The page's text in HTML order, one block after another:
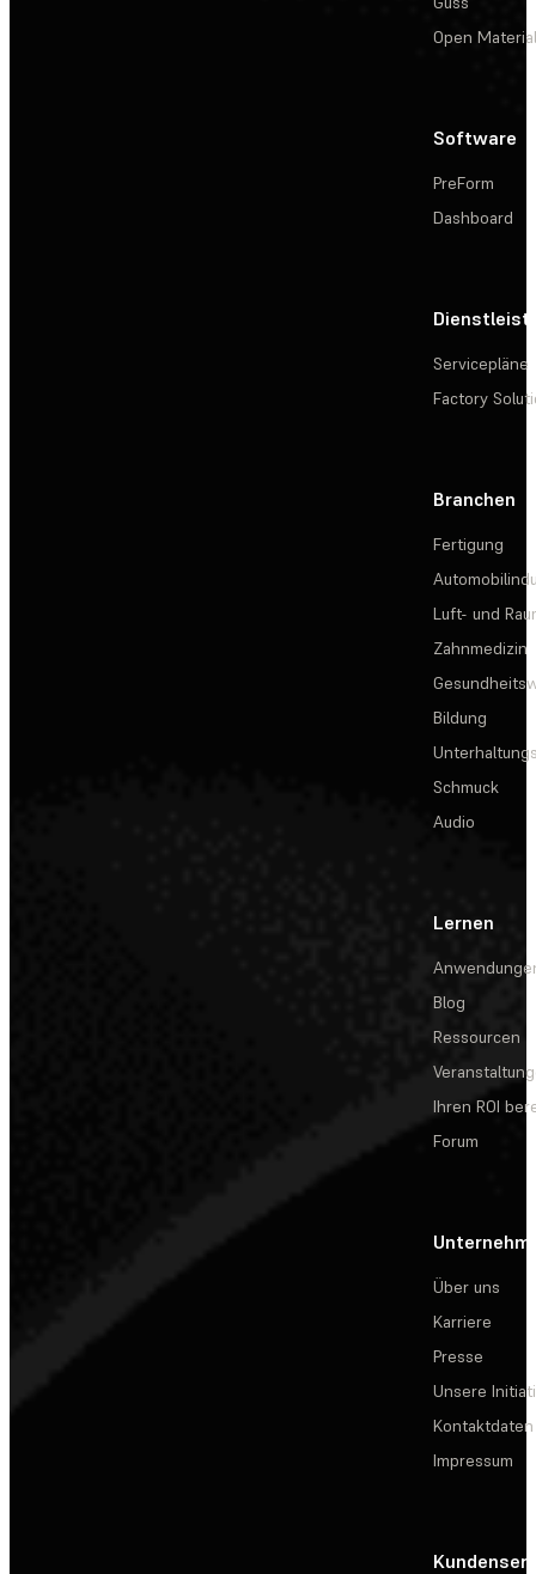
Open
Software
PreForm
Dashboard
Servicepläne
Factory
Branchen
Fertigung
Luft- und
Zahnmedizin
Bildung
Schmuck
Audio
Lernen
Blog
Ressourcen
Ihren ROI
Forum
Über uns
Karriere
Presse
Unsere
Kontaktdaten
Impressum